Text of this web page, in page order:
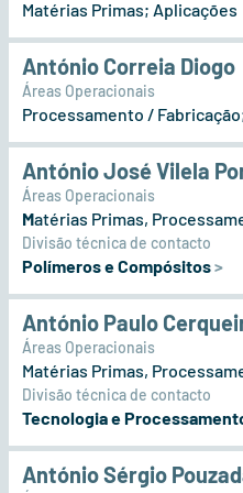
Matérias Primas; Aplicações
António Correia Diogo
Áreas Operacionais
Processamento /
António José Vilela
Áreas Operacionais
Matérias Primas,
Divisão técnica de contacto
Polímeros e Compósitos>
António Paulo
Áreas Operacionais
Matérias Primas,
Divisão técnica de contacto
Tecnologia e
António Sérgio